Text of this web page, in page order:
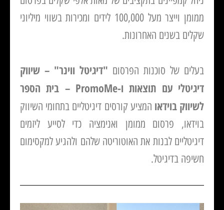
ממומן וייצר מעל 100,000 לידים ומכירות בשווי מיליוני
שקלים בשנים האחרונות.
בעלים של סוכנות הפרסום"דיגיטל ווינר" – שיווק
דיגיטלי עם תוצאות ו-
PromoMe – בית הספר
לשיווק בוידאוהמציע קורסים דיגיטליים בתחומי השיווק
בוידאו, פרסום ממומן ואנימציה כדי לסייע ליזמים
דיגיטליים לבנות את האוטוריטה שלהם ולהגיע למקסימום
חשיפה בדיגיטל.